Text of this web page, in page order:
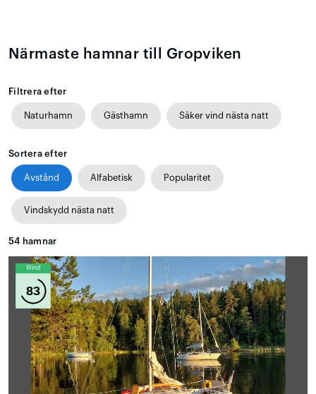
Närmaste hamnar till Gropviken
Filtrera efter
Naturhamn Gästhamn Säker vind nästa natt
Sortera efter
Avstånd Alfabetisk Popularitet
Vindskydd nästa natt
54 hamnar
Wind
83